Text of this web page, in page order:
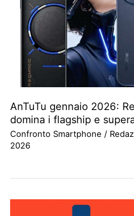
AnTuTu gennaio 2026:
domina i flagship e
Confronto Smartphone /
2026